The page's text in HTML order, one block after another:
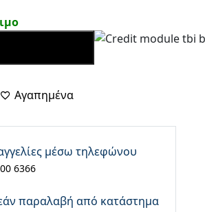
Αγαπημένα
μέσω τηλεφώνου
6366
παραλαβή από κατάστημα